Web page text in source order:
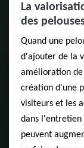
La
des
Quand une
d'ajouter de la
amélioration de
création d'une
visiteurs et les
dans l'entretien
peuvent